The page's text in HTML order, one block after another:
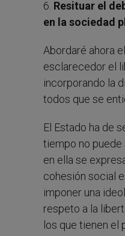
6. Resituar el
en la sociedad
Abordaré ahora
esclarecedor el
incorporando la
todos que se
El Estado ha de
tiempo no puede
en ella se
cohesión social
imponer una
respeto a la
los que tienen el